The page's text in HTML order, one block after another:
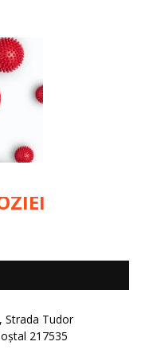
Strada Tudor
217535